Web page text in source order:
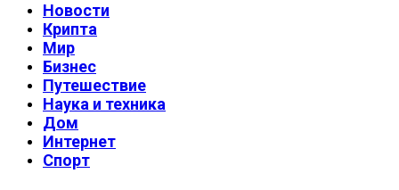
Новости
Крипта
Мир
Бизнес
Путешествие
Наука и техника
Дом
Интернет
Спорт